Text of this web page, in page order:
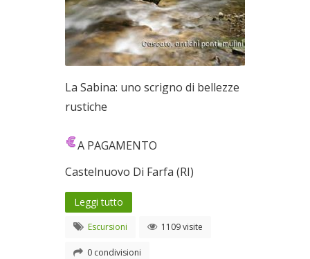
La Sabina: uno scrigno di bellezze
rustiche
A PAGAMENTO
Castelnuovo Di Farfa (RI)
Leggi tutto
Escursioni 1109 visite
0 condivisioni